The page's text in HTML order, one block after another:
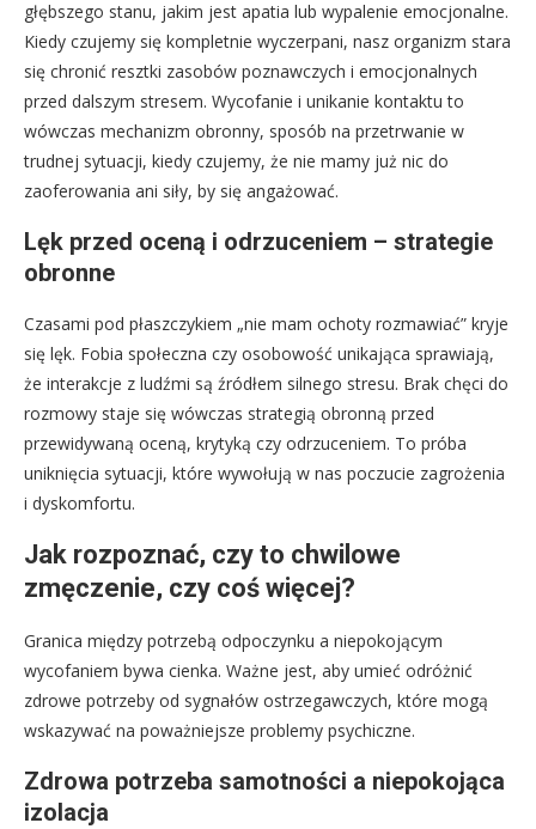
głębszego stanu, jakim jest apatia lub wypalenie emocjonalne.
Kiedy czujemy się kompletnie wyczerpani, nasz organizm stara
się chronić resztki zasobów poznawczych i emocjonalnych
przed dalszym stresem. Wycofanie i unikanie kontaktu to
wówczas mechanizm obronny, sposób na przetrwanie w
trudnej sytuacji, kiedy czujemy, że nie mamy już nic do
zaoferowania ani siły, by się angażować.
Lęk przed oceną i odrzuceniem – strategie
obronne
Czasami pod płaszczykiem „nie mam ochoty rozmawiać” kryje
się lęk. Fobia społeczna czy osobowość unikająca sprawiają,
że interakcje z ludźmi są źródłem silnego stresu. Brak chęci do
rozmowy staje się wówczas strategią obronną przed
przewidywaną oceną, krytyką czy odrzuceniem. To próba
uniknięcia sytuacji, które wywołują w nas poczucie zagrożenia
i dyskomfortu.
Jak rozpoznać, czy to chwilowe
zmęczenie, czy coś więcej?
Granica między potrzebą odpoczynku a niepokojącym
wycofaniem bywa cienka. Ważne jest, aby umieć odróżnić
zdrowe potrzeby od sygnałów ostrzegawczych, które mogą
wskazywać na poważniejsze problemy psychiczne.
Zdrowa potrzeba samotności a niepokojąca
izolacja